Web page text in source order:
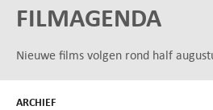
FILMAGENDA
Nieuwe films volgen rond half
ARCHIEF